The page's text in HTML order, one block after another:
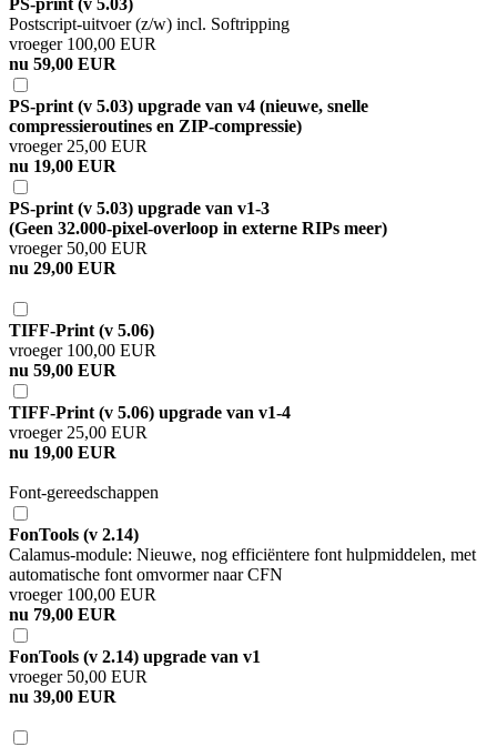
Postscript-uitvoer (z/w) incl. Softripping
vroeger 100,00 EUR
nu 59,00 EUR
PS-print (v 5.03) upgrade van v4 (nieuwe, snelle
compressieroutines en ZIP-compressie)
vroeger 25,00 EUR
nu 19,00 EUR
PS-print (v 5.03) upgrade van v1-3
(Geen 32.000-pixel-overloop in externe RIPs meer)
vroeger 50,00 EUR
nu 29,00 EUR
TIFF-Print (v 5.06)
vroeger 100,00 EUR
nu 59,00 EUR
TIFF-Print (v 5.06) upgrade van v1-4
vroeger 25,00 EUR
nu 19,00 EUR
Font-gereedschappen
FonTools (v 2.14)
Calamus-module: Nieuwe, nog efficiëntere font hulpmiddelen, met
automatische font omvormer naar CFN
vroeger 100,00 EUR
nu 79,00 EUR
FonTools (v 2.14) upgrade van v1
vroeger 50,00 EUR
nu 39,00 EUR